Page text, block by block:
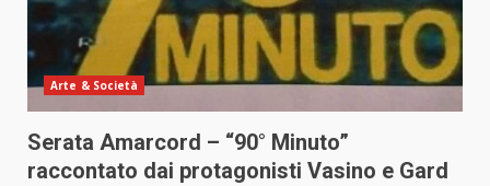
Arte & Società
Serata Amarcord – “90° Minuto”
raccontato dai protagonisti Vasino e Gard